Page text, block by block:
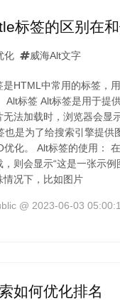
标签的区别在
化 威海Alt文字
是HTML中常用的标签，
Alt标签 Alt标签是用于提
法加载时，浏览器会显
也是为了给搜索引擎提供
化。 Alt标签的使用：
则会显示“这是一张示例
况下，比如图片
@ 2023-06-03
如何优化排名